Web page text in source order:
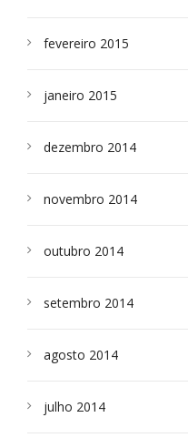
fevereiro 2015
janeiro 2015
dezembro 2014
novembro 2014
outubro 2014
setembro 2014
agosto 2014
julho 2014